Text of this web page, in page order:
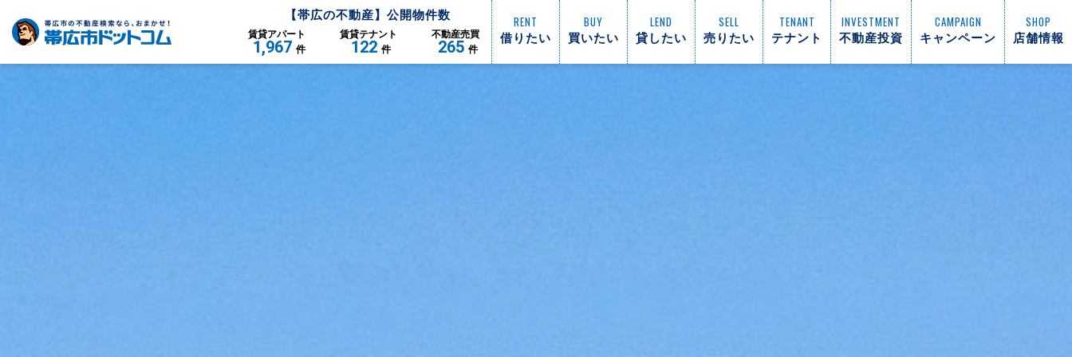
【帯広の不動産】公開物件数
賃貸アパート
1,967 件
賃貸テナント
122 件
不動産売買
265 件
RENT
借りたい
BUY
買いたい
LEND
貸したい
SELL
売りたい
TENANT
テナント
INVESTMENT
不動産投資
CAMPAIGN
キャンペーン
SHOP
店舗情報